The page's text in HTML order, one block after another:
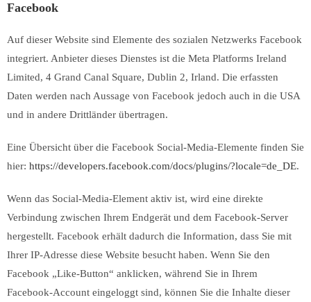
Facebook
Auf dieser Website sind Elemente des sozialen Netzwerks Facebook
integriert. Anbieter dieses Dienstes ist die Meta Platforms Ireland
Limited, 4 Grand Canal Square, Dublin 2, Irland. Die erfassten
Daten werden nach Aussage von Facebook jedoch auch in die USA
und in andere Drittländer übertragen.
Eine Übersicht über die Facebook Social-Media-Elemente finden Sie
hier: https://developers.facebook.com/docs/plugins/?locale=de_DE.
Wenn das Social-Media-Element aktiv ist, wird eine direkte
Verbindung zwischen Ihrem Endgerät und dem Facebook-Server
hergestellt. Facebook erhält dadurch die Information, dass Sie mit
Ihrer IP-Adresse diese Website besucht haben. Wenn Sie den
Facebook „Like-Button“ anklicken, während Sie in Ihrem
Facebook-Account eingeloggt sind, können Sie die Inhalte dieser